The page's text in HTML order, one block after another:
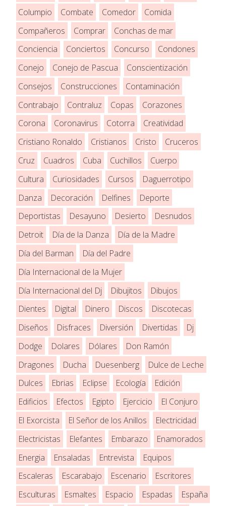
Columpio
Combate Comedor
Comida
Compañeros
Comprar
Conchas de mar
Conciencia
Conciertos Concurso
Condones
Conejo
Conejo de Pascua
Conscientización
Consejos
Construcciones
Contaminación
Contrabajo
Contraluz Copas
Corazones
Corona
Coronavirus Cotorra
Creatividad
Cristiano Ronaldo
Cristianos Cristo
Cruceros
Cruz
Cuadros Cuba Cuchillos
Cuerpo
Cultura
Curiosidades Cursos
Daguerrotipo
Danza
Decoración Delfines
Deporte
Deportistas
Desayuno Desierto
Desnudos
Detroit
Día de la Danza
Día de la Madre
Día del Barman
Día del Padre
Día Internacional de la Mujer
Día Internacional del Dj
Dibujitos
Dibujos
Dientes
Digital Dinero Discos
Discotecas
Diseños
Disfraces Diversión Divertidas
Dj
Dodge
Dolares Dólares
Don Ramón
Dragones
Ducha Duesenberg
Dulce de Leche
Dulces
Ebrias Eclipse Ecología
Edición
Edificios
Efectos Egipto Ejercicio
El Conjuro
El Exorcista
El Señor de los Anillos
Electricidad
Electricistas
Elefantes Embarazo
Enamorados
Energia
Ensaladas Entrevista
Equipos
Escaleras
Escarabajo Escenario
Escritores
Esculturas
Esmaltes Espacio Espadas
España